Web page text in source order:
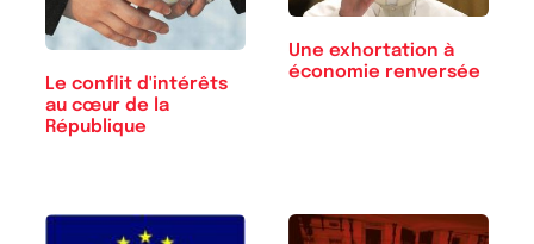
Le conflit d'intérêts
au cœur de la
République
Une exhortation à
économie renversée